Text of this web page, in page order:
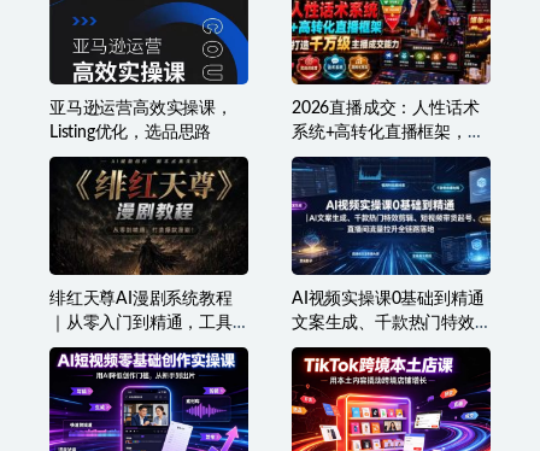
亚马逊运营高效实操课，
Listing优化，选品思路
2026直播成交：人性话术
系统+高转化直播框架，打
造千万级主播成交能力
绯红天尊AI漫剧系统教程
｜从零入门到精通，工具
运用+剧本创作+爆款逻辑
+提示词素材+镜头剪辑，
全套爆款漫剧落地实战课
AI视频实操课0基础到精通
文案生成、千款热门特效
剪辑、短视频带货起号、
直播间流量拉升全链路落
地